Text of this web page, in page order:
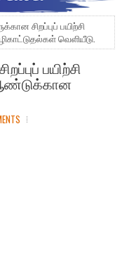
சிறப்புப் பயிற்சி
வெளியீடு.
பயிற்சி